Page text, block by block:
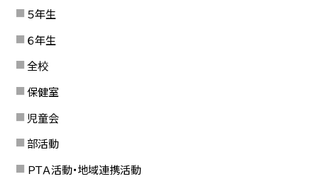
５年生
６年生
全校
保健室
児童会
部活動
ＰＴＡ活動・地域連携活動